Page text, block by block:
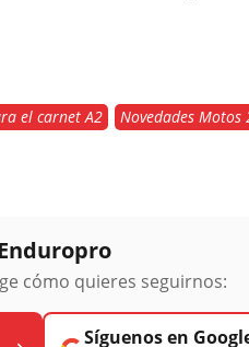
el carnet A2 Novedades Motos
cómo quieres seguirnos:
Síguenos en